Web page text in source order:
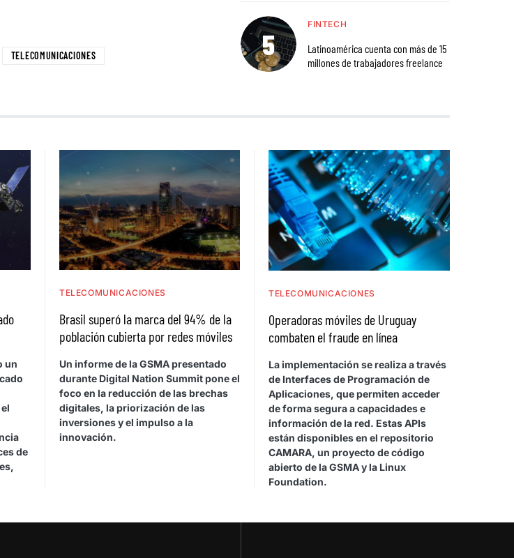
TELECOMUNICACIONES
FINTECH
Latinoamérica cuenta con más de 15
millones de trabajadores freelance
un
de
TELECOMUNICACIONES
Brasil superó la marca del 94% de la
población cubierta por redes móviles
Un informe de la GSMA presentado
durante Digital Nation Summit pone el
foco en la reducción de las brechas
digitales, la priorización de las
inversiones y el impulso a la
innovación.
TELECOMUNICACIONES
Operadoras móviles de Uruguay
combaten el fraude en línea
La implementación se realiza a través
de Interfaces de Programación de
Aplicaciones, que permiten acceder
de forma segura a capacidades e
información de la red. Estas APIs
están disponibles en el repositorio
CAMARA, un proyecto de código
abierto de la GSMA y la Linux
Foundation.